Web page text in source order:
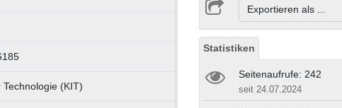
(KIT)
Exportieren als ...
Statistiken
Seitenaufrufe: 242
seit 24.07.2024